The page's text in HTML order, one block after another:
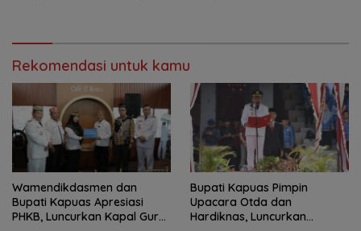
Rekomendasi untuk kamu
‎Wamendikdasmen dan
Bupati Kapuas Apresiasi
PHKB, Luncurkan Kapal Guru
Bupati Kapuas Pimpin
Upacara Otda dan
Hardiknas, Luncurkan